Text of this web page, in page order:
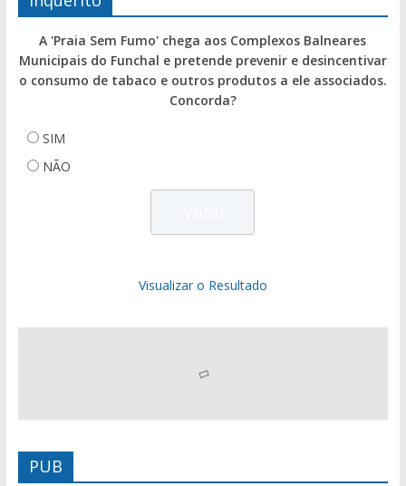
A 'Praia Sem Fumo' chega aos Complexos Balneares
Municipais do Funchal e pretende prevenir e desincentivar
o consumo de tabaco e outros produtos a ele associados.
Concorda?
SIM
NÃO
Visualizar o Resultado
PUB